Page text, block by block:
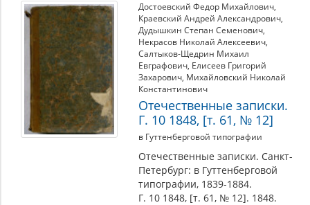
Достоевский Федор Михайлович,
Краевский Андрей Александрович,
Дудышкин Степан Семенович,
Некрасов Николай Алексеевич,
Салтыков-Щедрин Михаил
Евграфович, Елисеев Григорий
Захарович, Михайловский Николай
Константинович
Отечественные записки.
Г. 10 1848, [т. 61, № 12]
в Гуттенберговой типографии
Отечественные записки. Санкт-
Петербург: в Гуттенберговой
типографии, 1839-1884.
Г. 10 1848, [т. 61, № 12]. 1848.